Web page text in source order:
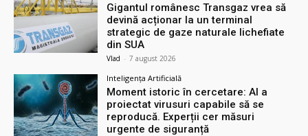
Gigantul românesc Transgaz vrea să
devină acționar la un terminal
strategic de gaze naturale lichefiate
din SUA
Vlad - 7 august 2026
Inteligența Artificială
Moment istoric în cercetare: AI a
proiectat virusuri capabile să se
reproducă. Experții cer măsuri
urgente de siguranță